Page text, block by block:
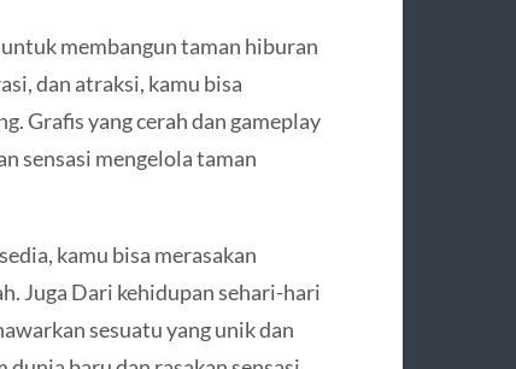
membangun taman hiburan
dan atraksi, kamu bisa
Grafis yang cerah dan gameplay
sensasi mengelola taman
kamu bisa merasakan
Juga Dari kehidupan sehari-hari
sesuatu yang unik dan